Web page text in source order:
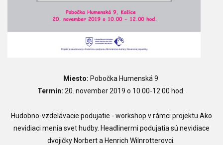
Miesto: Pobočka Humenská 9
Termín: 20. november 2019 o 10.00-12.00 hod.
Hudobno-vzdelávacie podujatie - workshop v rámci projektu Ako
nevidiaci menia svet hudby. Headlinermi podujatia sú nevidiace
dvojičky Norbert a Henrich Wilnrotterovci.